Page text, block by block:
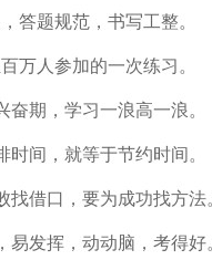
答题规范，书写工整。
万人参加的一次练习。
奋期， 学习一浪高一浪。
时间 ，就等于节约时间。
找借口，要为成功找方法
易发挥，动动脑，考得好